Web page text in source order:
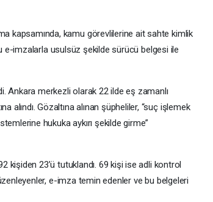
kapsamında, kamu görevlilerine ait sahte kimlik
e-imzalarla usulsüz şekilde sürücü belgesi ile
Ankara merkezli olarak 22 ilde eş zamanlı
Gözaltına alınan şüpheliler, “suç işlemek
hukuka aykırı şekilde girme”
kişiden 23’ü tutuklandı. 69 kişi ise adli kontrol
e-imza temin edenler ve bu belgeleri